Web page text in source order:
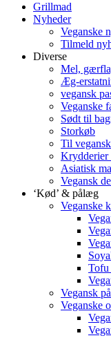
Grillmad
Nyheder
Veganske
Tilmeld
Diverse
Mel,
Æg-
vegansk
Veganske
Sødt til
Storkøb
Til
Krydderier
Asiatisk
Vegansk
‘Kød’ & pålæg
Veganske
Tofu
Vegansk
Veganske